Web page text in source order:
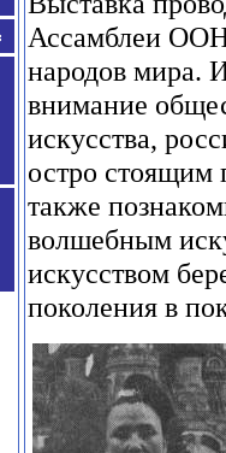
Ассамблеи
народов мира.
внимание
искусства,
остро стоящим
также
волшебным
искусством
поколения в